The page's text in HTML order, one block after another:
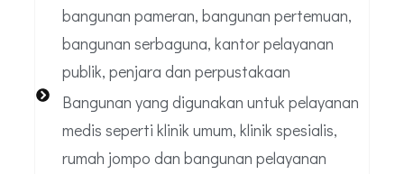
bangunan pameran, bangunan pertemuan,
bangunan serbaguna, kantor pelayanan
publik, penjara dan perpustakaan
Bangunan yang digunakan untuk pelayanan
medis seperti klinik umum, klinik spesialis,
rumah jompo dan bangunan pelayanan